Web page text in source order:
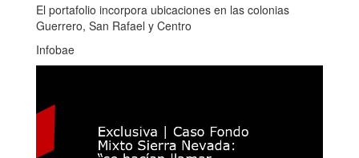
El portafolio incorpora ubicaciones en las colonias
Guerrero, San Rafael y Centro
Infobae